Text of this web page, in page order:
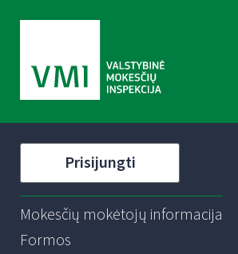
Prisijungti
Mokesčių mokėtojų informacija
Formos